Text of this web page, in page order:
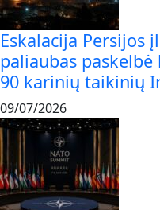
Eskalacija Persijos
paliaubas paskelbė
90 karinių taikinių
09/07/2026